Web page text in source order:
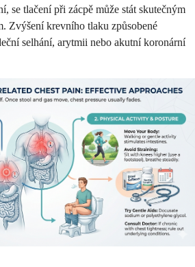
se tlačení při zácpě může stát skutečným
Zvýšení krevního tlaku způsobené
selhání, arytmii nebo akutní koronární